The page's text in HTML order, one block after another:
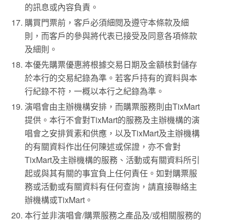
的訊息或內容負責。
購買門票前，客戶必須細閱及遵守本條款及細
則，而客戶的參與將代表已接受及同意各項條款
及細則。
本優先購票優惠將根據交易日期及金額核對儲存
於本行的交易紀錄為準。若客戶持有的資料與本
行紀錄不符，一概以本行之紀錄為準。
演唱會由主辦機構安排，而購票服務則由TixMart
提供。本行不會對TixMart的服務及主辦機構的演
唱會之安排質素和供應，以及TixMart及主辦機構
的有關資料作出任何陳述或保證，亦不會對
TixMart及主辦機構的服務、活動或有關資料所引
起或與其有關的事宜負上任何責任。如對購票服
務或活動或有關資料有任何查詢，請直接聯絡主
辦機構或TixMart。
本行並非演唱會/購票服務之產品及/或相關服務的